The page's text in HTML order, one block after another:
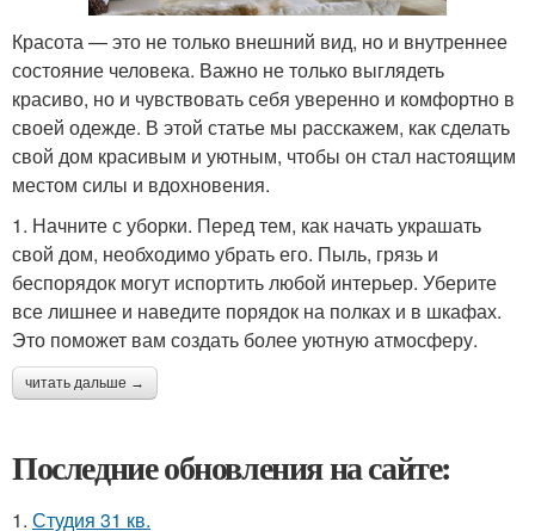
Красота — это не только внешний вид, но и внутреннее
состояние человека. Важно не только выглядеть
красиво, но и чувствовать себя уверенно и комфортно в
своей одежде. В этой статье мы расскажем, как сделать
свой дом красивым и уютным, чтобы он стал настоящим
местом силы и вдохновения.
1. Начните с уборки. Перед тем, как начать украшать
свой дом, необходимо убрать его. Пыль, грязь и
беспорядок могут испортить любой интерьер. Уберите
все лишнее и наведите порядок на полках и в шкафах.
Это поможет вам создать более уютную атмосферу.
читать дальше →
Последние обновления на сайте:
1. Студия 31 кв.